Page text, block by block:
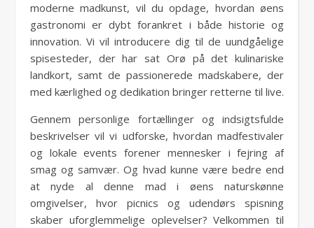
moderne madkunst, vil du opdage, hvordan øens
gastronomi er dybt forankret i både historie og
innovation. Vi vil introducere dig til de uundgåelige
spisesteder, der har sat Orø på det kulinariske
landkort, samt de passionerede madskabere, der
med kærlighed og dedikation bringer retterne til live.
Gennem personlige fortællinger og indsigtsfulde
beskrivelser vil vi udforske, hvordan madfestivaler
og lokale events forener mennesker i fejring af
smag og samvær. Og hvad kunne være bedre end
at nyde al denne mad i øens naturskønne
omgivelser, hvor picnics og udendørs spisning
skaber uforglemmelige oplevelser? Velkommen til